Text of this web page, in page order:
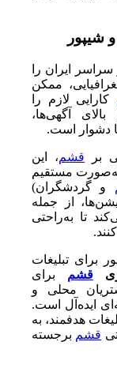
شیپور
ایران را
ممکن
کارایی لازم را
آگهی‌ها،
دشوار است.
بر قشم، این
مستقیم
و گردشگران)
از جمله
تا به‌راحتی
برای تبلیغات
قشم برای
محلی و
ایده‌آل است.
هدفمند، به
قشم برجسته